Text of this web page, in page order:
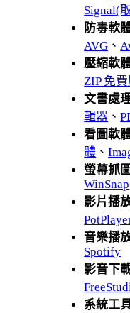
Signal(
防毒軟
AVG 、
壓縮軟
ZIP 免
文書處
輯器 、
看圖軟
體 、
螢幕抓
WinSnap
影片播
音樂播
Spotify
影音下
系統工